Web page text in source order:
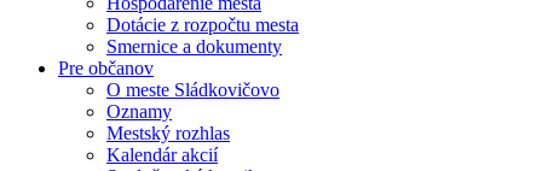
Dotácie z rozpočtu mesta
Smernice a dokumenty
Pre občanov
O meste Sládkovičovo
Oznamy
Mestský rozhlas
Kalendár akcií